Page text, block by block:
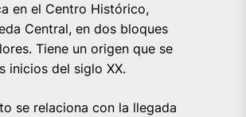
en el Centro Histórico,
Central, en dos bloques
Tiene un origen que se
inicios del siglo XX.
se relaciona con la llegada